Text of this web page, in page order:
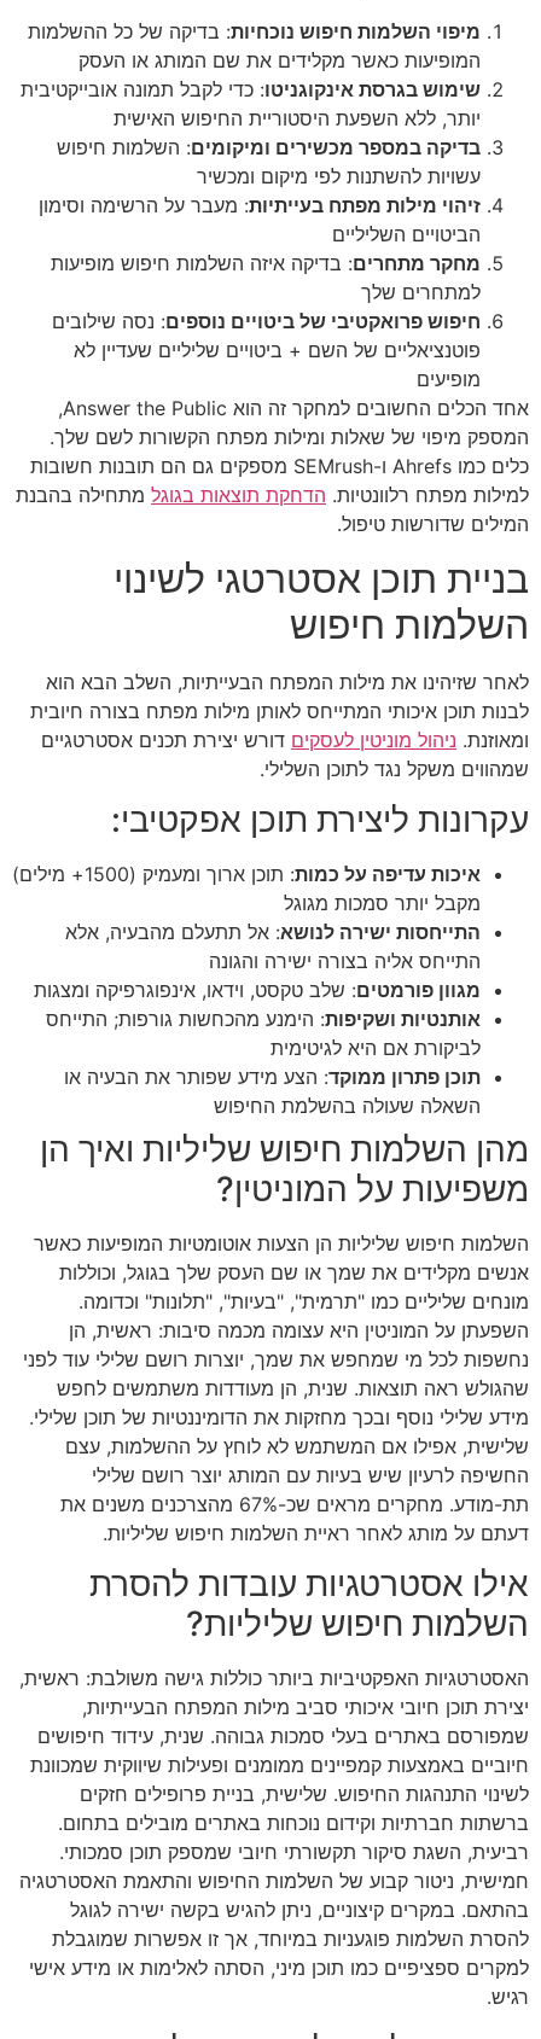
מיפוי השלמות חיפוש נוכחיות: בדיקה של כל ההשלמות
המופיעות כאשר מקלידים את שם המותג או העסק
שימוש בגרסת אינקוגניטו: כדי לקבל תמונה אובייקטיבית
יותר, ללא השפעת היסטוריית החיפוש האישית
בדיקה במספר מכשירים ומיקומים: השלמות חיפוש
עשויות להשתנות לפי מיקום ומכשיר
זיהוי מילות מפתח בעייתיות: מעבר על הרשימה וסימון
הביטויים השליליים
מחקר מתחרים: בדיקה איזה השלמות חיפוש מופיעות
למתחרים שלך
חיפוש פרואקטיבי של ביטויים נוספים: נסה שילובים
פוטנציאליים של השם + ביטויים שליליים שעדיין לא
מופיעים
אחד הכלים החשובים למחקר זה הוא Answer the Public,
המספק מיפוי של שאלות ומילות מפתח הקשורות לשם שלך.
כלים כמו Ahrefs ו-SEMrush מספקים גם הם תובנות חשובות
למילות מפתח רלוונטיות. הדחקת תוצאות בגוגל מתחילה בהבנת
המילים שדורשות טיפול.
בניית תוכן אסטרטגי לשינוי
השלמות חיפוש
לאחר שזיהינו את מילות המפתח הבעייתיות, השלב הבא הוא
לבנות תוכן איכותי המתייחס לאותן מילות מפתח בצורה חיובית
ומאוזנת. ניהול מוניטין לעסקים דורש יצירת תכנים אסטרטגיים
שמהווים משקל נגד לתוכן השלילי.
עקרונות ליצירת תוכן אפקטיבי:
איכות עדיפה על כמות
: תוכן ארוך ומעמיק (1500+ מילים)
מקבל יותר סמכות מגוגל
התייחסות ישירה לנושא: אל תתעלם מהבעיה, אלא
התייחס אליה בצורה ישירה והגונה
מגוון פורמטים: שלב טקסט, וידאו, אינפוגרפיקה ומצגות
אותנטיות ושקיפות: הימנע מהכחשות גורפות; התייחס
לביקורת אם היא לגיטימית
תוכן פתרון ממוקד: הצע מידע שפותר את הבעיה או
השאלה שעולה בהשלמת החיפוש
מהן השלמות חיפוש שליליות ואיך הן
משפיעות על המוניטין?
השלמות חיפוש שליליות הן הצעות אוטומטיות המופיעות כאשר
אנשים מקלידים את שמך או שם העסק שלך בגוגל, וכוללות
מונחים שליליים כמו "תרמית", "בעיות", "תלונות" וכדומה.
השפעתן על המוניטין היא עצומה מכמה סיבות: ראשית, הן
נחשפות לכל מי שמחפש את שמך, יוצרות רושם שלילי עוד לפני
שהגולש ראה תוצאות. שנית, הן מעודדות משתמשים לחפש
מידע שלילי נוסף ובכך מחזקות את הדומיננטיות של תוכן שלילי.
שלישית, אפילו אם המשתמש לא לוחץ על ההשלמות, עצם
החשיפה לרעיון שיש בעיות עם המותג יוצר רושם שלילי
תת-מודע. מחקרים מראים שכ-67% מהצרכנים משנים את
דעתם על מותג לאחר ראיית השלמות חיפוש שליליות.
אילו אסטרטגיות עובדות להסרת
השלמות חיפוש שליליות?
האסטרטגיות האפקטיביות ביותר כוללות גישה משולבת: ראשית,
יצירת תוכן חיובי איכותי סביב מילות המפתח הבעייתיות,
שמפורסם באתרים בעלי סמכות גבוהה. שנית, עידוד חיפושים
חיוביים באמצעות קמפיינים ממומנים ופעילות שיווקית שמכוונת
לשינוי התנהגות החיפוש. שלישית, בניית פרופילים חזקים
ברשתות חברתיות וקידום נוכחות באתרים מובילים בתחום.
רביעית, השגת סיקור תקשורתי חיובי שמספק תוכן סמכותי.
חמישית, ניטור קבוע של השלמות החיפוש והתאמת האסטרטגיה
בהתאם. במקרים קיצוניים, ניתן להגיש בקשה ישירה לגוגל
להסרת השלמות פוגעניות במיוחד, אך זו אפשרות שמוגבלת
למקרים ספציפיים כמו תוכן מיני, הסתה לאלימות או מידע אישי
רגיש.